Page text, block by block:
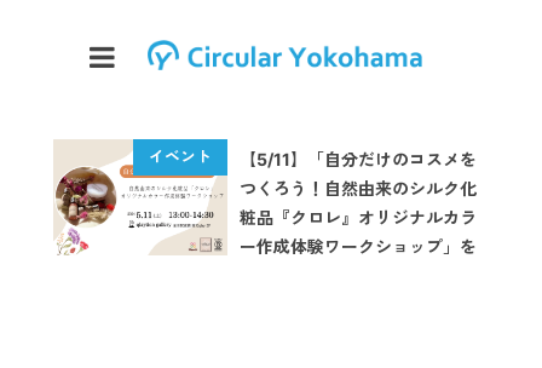
【5/11】「自分だけのコスメを
つくろう！自然由来のシルク化
粧品『クロレ』オリジナルカラ
ー作成体験ワークショップ」を